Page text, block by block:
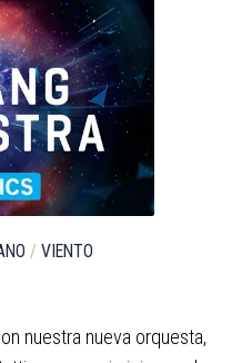
/ VIENTO
nuestra nueva orquesta,